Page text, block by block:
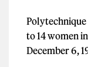
to 14 women
December 6,